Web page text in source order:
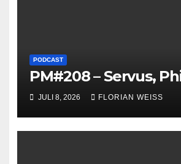
PODCAST
PM#208 – Servus,
JULI 8, 2026 FLORIAN WEISS